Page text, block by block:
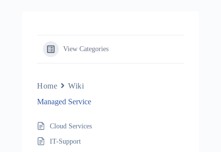
View Categories
Home
Wiki
Managed Service
Cloud Services
IT-Support